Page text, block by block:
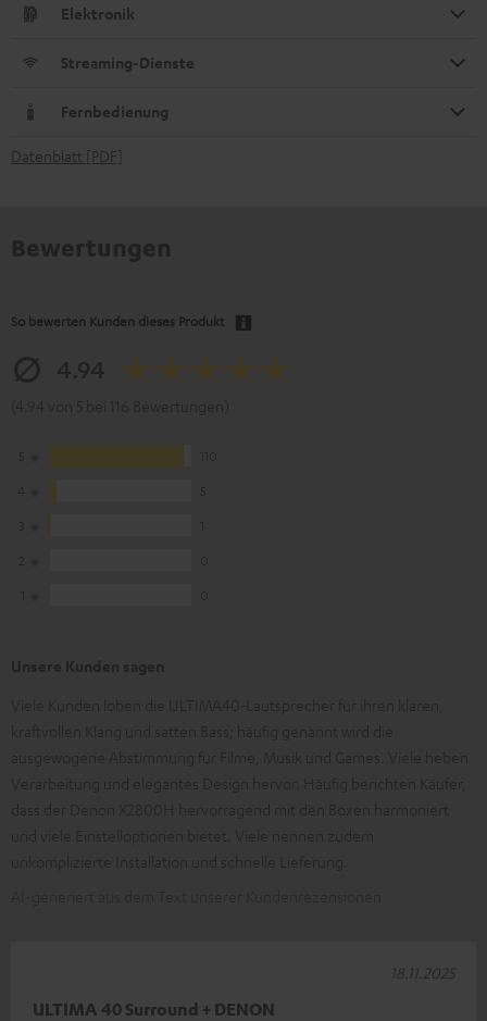
Elektronik
Streaming-Dienste
Fernbedienung
Datenblatt [PDF]
So bewerten Kunden dieses Produkt
ULTIMA 40 Surround + DENON
18.11.2025